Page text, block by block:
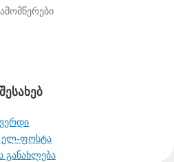
ელ-ფოსტა
განახლება